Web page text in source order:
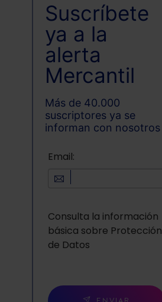
Suscríbete
ya a la
alerta
Mercantil
Más de 40.000
suscriptores ya se
informan con nosotros
Email:
Consulta la información
básica sobre Protección
de Datos